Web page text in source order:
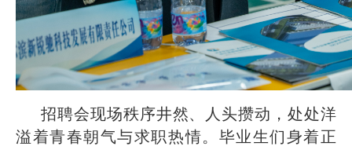
招聘会现场秩序井然、人头攒动，处处洋
溢着青春朝气与求职热情。毕业生们身着正